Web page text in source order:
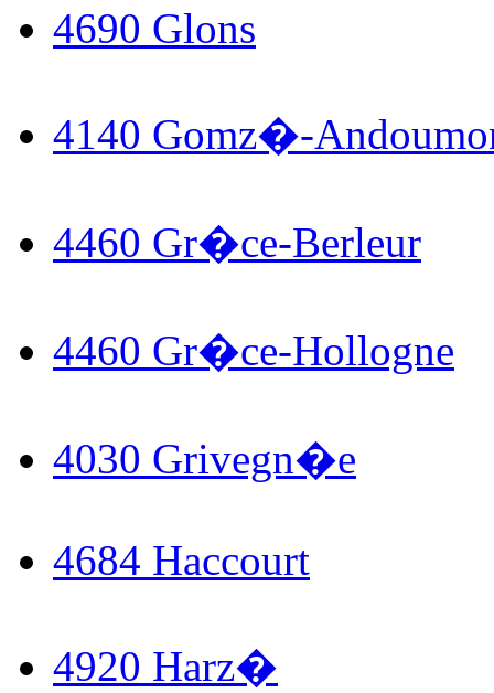
4690 Glons
4140 Gomz�-
4460 Gr�ce-Berleur
4460 Gr�ce-Hollogne
4030 Grivegn�e
4684 Haccourt
4920 Harz�